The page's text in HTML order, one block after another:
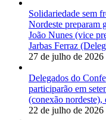
Solidariedade sem
Nordeste preparam
João Nunes (vice
Jarbas Ferraz
27 de julho de 2026
Delegados do
participarão em
(conexão nordeste),
22 de julho de 2026